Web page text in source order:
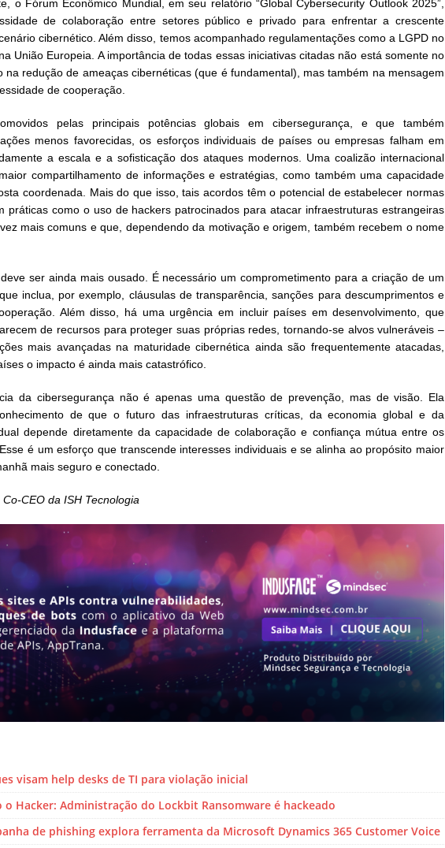
o Fórum Econômico Mundial, em seu relatório “Global Cybersecurity Outlook 2025”,
de colaboração entre setores público e privado para enfrentar a crescente
cibernético. Além disso, temos acompanhado regulamentações como a LGPD no
União Europeia. A importância de todas essas iniciativas citadas não está somente no
na redução de ameaças cibernéticas (que é fundamental), mas também na mensagem
de cooperação.
pelas principais potências globais em cibersegurança, e que também
menos favorecidas, os esforços individuais de países ou empresas falham em
a escala e a sofisticação dos ataques modernos. Uma coalizão internacional
compartilhamento de informações e estratégias, como também uma capacidade
coordenada. Mais do que isso, tais acordos têm o potencial de estabelecer normas
práticas como o uso de hackers patrocinados para atacar infraestruturas estrangeiras
mais comuns e que, dependendo da motivação e origem, também recebem o nome
ser ainda mais ousado. É necessário um comprometimento para a criação de um
inclua, por exemplo, cláusulas de transparência, sanções para descumprimentos e
Além disso, há uma urgência em incluir países em desenvolvimento, que
de recursos para proteger suas próprias redes, tornando-se alvos vulneráveis –
mais avançadas na maturidade cibernética ainda são frequentemente atacadas,
o impacto é ainda mais catastrófico.
da cibersegurança não é apenas uma questão de prevenção, mas de visão. Ela
de que o futuro das infraestruturas críticas, da economia global e da
depende diretamente da capacidade de colaboração e confiança mútua entre os
é um esforço que transcende interesses individuais e se alinha ao propósito maior
mais seguro e conectado.
CEO da ISH Tecnologia
visam help desks de TI para violação inicial
o Hacker: Administração do Lockbit Ransomware é hackeado
de phishing explora ferramenta da Microsoft Dynamics 365 Customer Voice